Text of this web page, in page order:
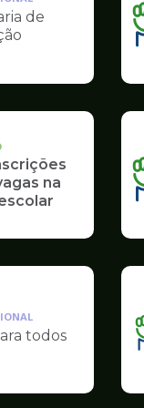
de
na
todos